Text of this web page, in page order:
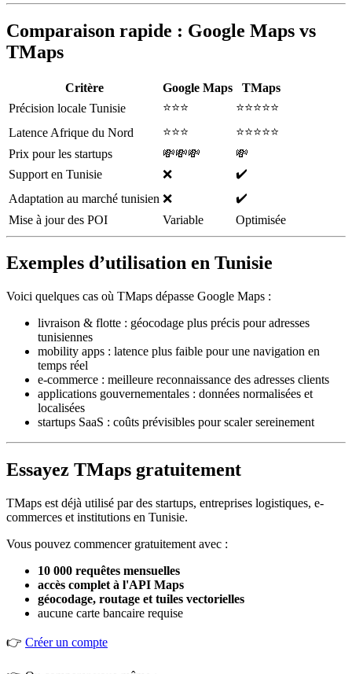
Comparaison rapide : Google Maps vs
TMaps
Critère Google Maps
TMaps
Précision locale Tunisie
⭐⭐⭐
⭐⭐⭐⭐⭐
Latence Afrique du Nord
⭐⭐⭐
⭐⭐⭐⭐⭐
Prix pour les startups
💸💸💸
💸
Support en Tunisie
❌
✔️
Adaptation au marché tunisien ❌
✔️
Mise à jour des POI
Variable Optimisée
Exemples d’utilisation en Tunisie
Voici quelques cas où TMaps dépasse Google Maps :
livraison & flotte : géocodage plus précis pour adresses
tunisiennes
mobility apps : latence plus faible pour une navigation en
temps réel
e-commerce : meilleure reconnaissance des adresses clients
applications gouvernementales : données normalisées et
localisées
startups SaaS : coûts prévisibles pour scaler sereinement
Essayez TMaps gratuitement
TMaps est déjà utilisé par des startups, entreprises logistiques, e-
commerces et institutions en Tunisie.
Vous pouvez commencer gratuitement avec :
10 000 requêtes mensuelles
accès complet à l'API Maps
géocodage, routage et tuiles vectorielles
aucune carte bancaire requise
👉 Créer un compte